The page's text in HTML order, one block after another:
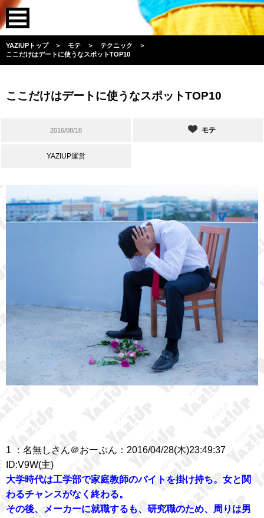
YAZIUPトップ ＞ モテ ＞ テクニック
＞
ここだけはデートに使うなスポットTOP10
ここだけはデートに使うなスポットTOP10
2016/08/18 モテ
YAZIUP運営
1 ：名無しさん＠おーぷん：2016/04/28(木)23:49:37
ID:V9W(主)
大学時代は工学部で家庭教師のバイトを掛け持ち。女と関
わるチャンスがなく終わる。
その後、メーカーに就職するも、研究職のため、周りは男